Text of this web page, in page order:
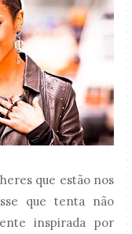
que estão nos
que tenta não
inspirada por